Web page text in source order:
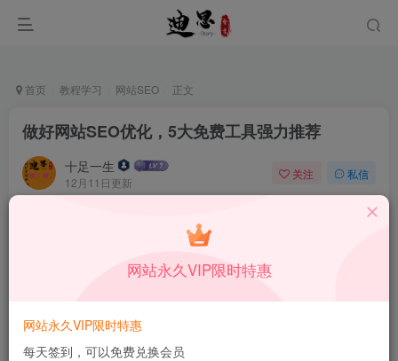
首页 教程学习 网站SEO 正文
做好网站SEO优化，5大免费工具强力推荐
十足一生
12月11日更新
关注 私信
本站所有内容来自互联网收集，仅供学习和交流，请勿用于商业
用途。如有侵权、不妥之处，请第一时间联系我们删除！
网站永久VIP限时特惠
网站永久VIP限时特惠
每天签到，可以免费兑换会员